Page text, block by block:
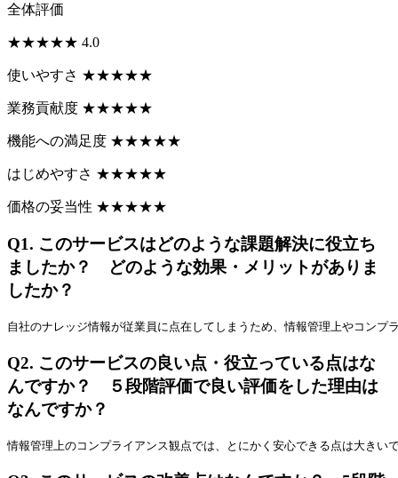
全体評価
★★★★★ 4.0
使いやすさ ★★★★★
業務貢献度 ★★★★★
機能への満足度 ★★★★★
はじめやすさ ★★★★★
価格の妥当性 ★★★★★
Q1. このサービスはどのような課題解決に役立ち
ましたか？ どのような効果・メリットがありま
したか？
自社のナレッジ情報が従業員に点在してしまうため、情報管理上やコン
Q2. このサービスの良い点・役立っている点はな
んですか？ ５段階評価で良い評価をした理由は
なんですか？
情報管理上のコンプライアンス観点では、とにかく安心できる点は大きい